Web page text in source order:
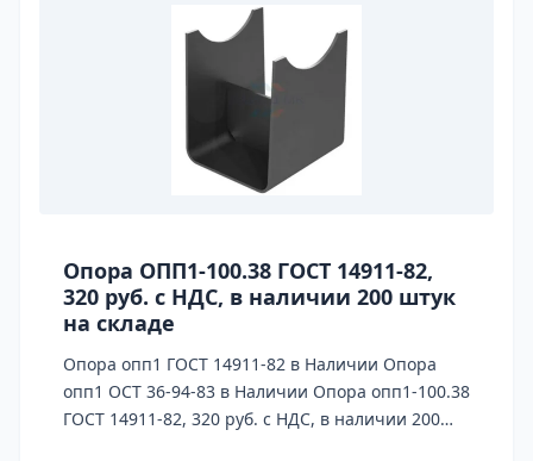
Опора ОПП1-100.38 ГОСТ 14911-82,
320 руб. с НДС, в наличии 200 штук
на складе
Опора опп1 ГОСТ 14911-82 в Наличии Опора
опп1 ОСТ 36-94-83 в Наличии Опора опп1-100.38
ГОСТ 14911-82, 320 руб. с НДС, в наличии 200